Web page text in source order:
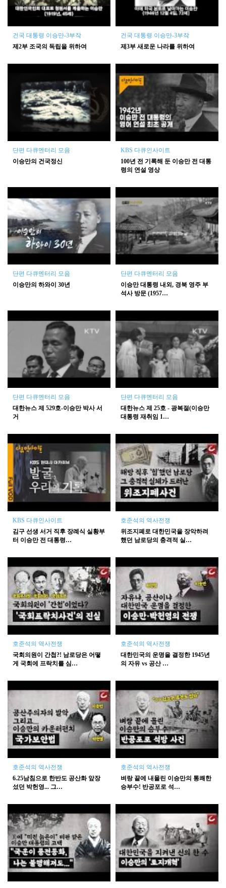
건국 대통령 이승만-3부작
제2부 조국의 독립을 위하여
건국 대통령 이승만-3부작
제3부 새로운 나라를 위하여
단편 다큐멘터리 모음
이승만의 건국정신
KBS 다큐인사이트
100년 전 기록해 둔 이승만 전 대통
령의 연설 영상
단편 다큐멘터리 모음
이승만의 하와이 30년
단편 다큐멘터리 모음
이승만 대통령 내외, 경북 영주 부
석사 방문 (1957…
단편 다큐멘터리 모음
대한뉴스 제 529호-이승만 박사 서
거
단편 다큐멘터리 모음
대한뉴스 제 25호 - 광복절(이승만
대통령 재취임 1…
KBS 다큐인사이트
김구 선생 서거 직후 장례식 실황부
터 이승만 전 대통령…
호준석의 역사전쟁
위조지폐로 대한민국을 장악하려
했던 남로당의 충격적 실…
호준석의 역사전쟁
국회의원이 간첩?! 남로당은 어떻
게 국회에 프락치를 심…
호준석의 역사전쟁
대한민국의 운명을 결정한 1945년
의 자유 vs 공산 …
호준석의 역사전쟁
6.25남침으로 한반도 공산화 앞장
섰던 박헌영... 그…
호준석의 역사전쟁
벼랑 끝에 내몰린 이승만의 통쾌한
승부수! 반공포로 석…